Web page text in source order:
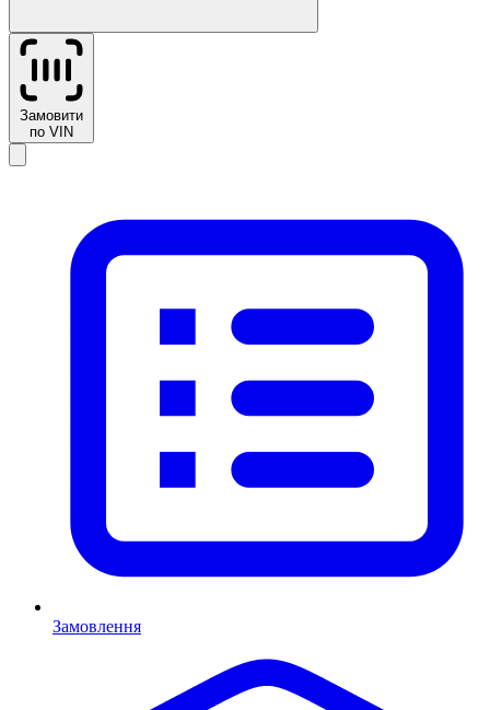
Замовити
по VIN
Замовлення